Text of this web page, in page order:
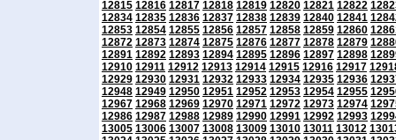
12815 12816 12817 12818 12819 12820 12821 12822
12834 12835 12836 12837 12838 12839 12840 12841
12853 12854 12855 12856 12857 12858 12859 12860
12872 12873 12874 12875 12876 12877 12878 12879
12891 12892 12893 12894 12895 12896 12897 12898
12910 12911 12912 12913 12914 12915 12916 12917
12929 12930 12931 12932 12933 12934 12935 12936
12948 12949 12950 12951 12952 12953 12954 12955
12967 12968 12969 12970 12971 12972 12973 12974
12986 12987 12988 12989 12990 12991 12992 12993
13005 13006 13007 13008 13009 13010 13011 13012